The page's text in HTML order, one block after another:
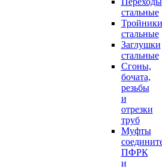
стальные
Тройники
стальные
Заглушки
стальные
Сгоны,
бочата,
резьбы
и
отрезки
труб
Муфты
ПФРК
и